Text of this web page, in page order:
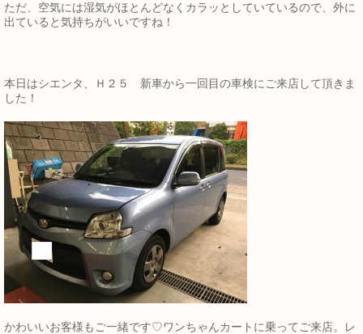
ただ、空気には湿気がほとんどなくカラッとしていているので、外に
出ていると気持ちがいいですね！
本日はシエンタ、Ｈ２５ 新車から一回目の車検にご来店して頂きま
した！
かわいいお客様もご一緒です♡ワンちゃんカートに乗ってご来店。レ